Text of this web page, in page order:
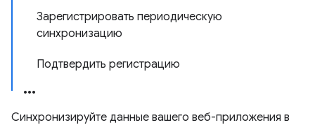
Зарегистрировать периодическую
синхронизацию
Подтвердить регистрацию
Синхронизируйте данные вашего веб-приложения в